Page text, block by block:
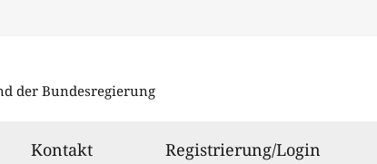
der Bundesregierung
Kontakt Registrierung/Login